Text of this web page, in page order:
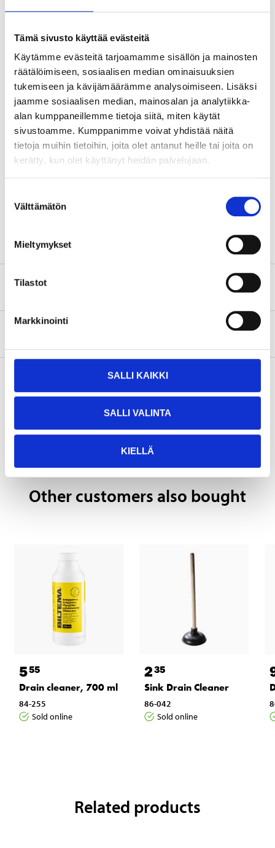
Tämä sivusto käyttää evästeitä
Käytämme evästeitä tarjoamamme sisällön ja mainosten
räätälöimiseen, sosiaalisen median ominaisuuksien
tukemiseen ja kävijämäärämme analysoimiseen. Lisäksi
jaamme sosiaalisen median, mainosalan ja analytiikka-
alan kumppaneillemme tietoja siitä, miten käytät
sivustoamme. Kumppanimme voivat yhdistää näitä
tietoja muihin tietoihin, joita olet antanut heille tai joita on
kerätty, kun olet käyttänyt heidän palvelujaan.
valinta
Välttämätön
Mieltymykset
Tilastot
Markkinointi
SALLI KAIKKI
SALLI VALINTA
KIELLÄ
Instructions for heavy-duty cleaning:
Pour 5 litres of lukewarm water with approx. 50
ml of the product. We recommend using gloves.
Warning
H319 Causes serious eye irritation.
Safety instructions and other information
Pay & Collect
Other customers also bought
555
Drain cleaner, 700 ml
84-255
Sold online
235
Sink Drain Cleaner
86-042
Sold online
Related products